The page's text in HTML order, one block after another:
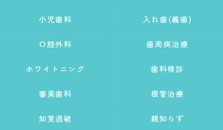
小児歯科 入れ歯(義歯)
口腔外科 歯周病治療
ホワイトニング 歯科検診
審美歯科 根管治療
知覚過敏 親知らず